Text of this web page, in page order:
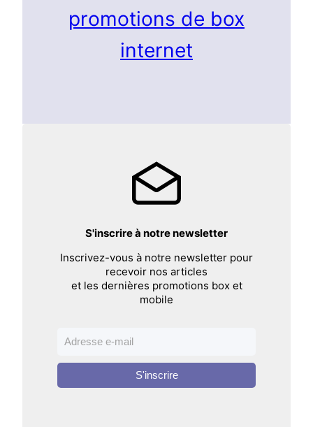
promotions de box
internet
S'inscrire à notre newsletter
Inscrivez-vous à notre newsletter pour
recevoir nos articles
et les dernières promotions box et
mobile
S'inscrire